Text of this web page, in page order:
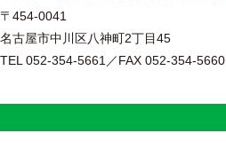
〒454-0041
名古屋市中川区八神町2丁目45
TEL 052-354-5661／FAX 052-354-5660